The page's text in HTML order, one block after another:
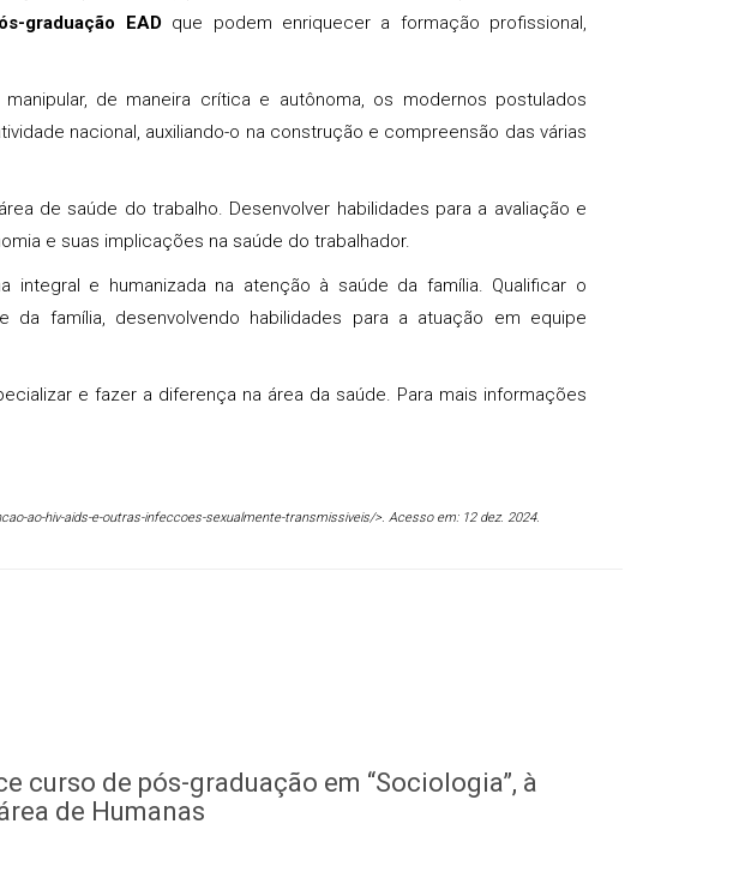
graduação EADque podem enriquecer a formação profissional,
de maneira crítica e autônoma, os modernos postulados
nacional, auxiliando-o na construção e compreensão das várias
de saúde do trabalho. Desenvolver habilidades para a avaliação e
e suas implicações na saúde do trabalhador.
integral e humanizada na atenção à saúde da família. Qualificar o
família, desenvolvendo habilidades para a atuação em equipe
e fazer a diferença na área da saúde. Para mais informações
ao-hiv-aids-e-outras-infeccoes-sexualmente-transmissiveis/>. Acesso em: 12 dez. 2024.
curso de pós-graduação em “Sociologia”, à
de Humanas